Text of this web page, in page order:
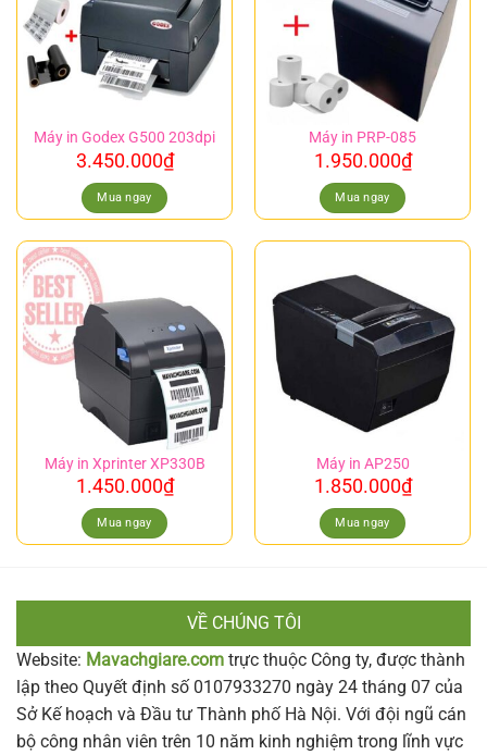
Máy in Godex G500 203dpi
3.450.000₫
Mua ngay
Máy in PRP-085
1.950.000₫
Mua ngay
Máy in Xprinter XP330B
1.450.000₫
Mua ngay
Máy in AP250
1.850.000₫
Mua ngay
VỀ CHÚNG TÔI
Website: Mavachgiare.com trực thuộc Công ty, được thành
lập theo Quyết định số 0107933270 ngày 24 tháng 07 của
Sở Kế hoạch và Đầu tư Thành phố Hà Nội. Với đội ngũ cán
bộ công nhân viên trên 10 năm kinh nghiệm trong lĩnh vực